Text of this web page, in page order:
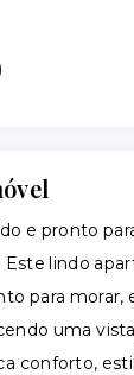
e pronto
lindo
para morar,
uma
conforto,